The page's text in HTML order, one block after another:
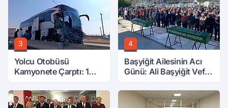
3
Yolcu Otobüsü
Kamyonete Çarptı: 1
4
Başyiğit Ailesinin Acı
Günü: Ali Başyiğit Vefat